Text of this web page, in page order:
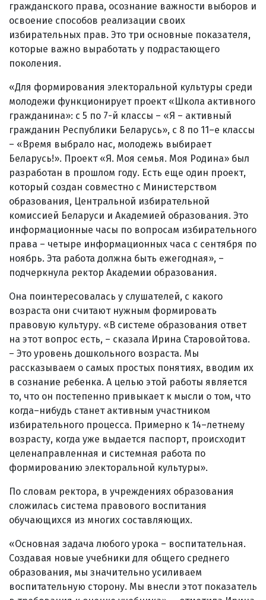
гражданского права, осознание важности выборов и
освоение способов реализации своих
избирательных прав. Это три основные показателя,
которые важно выработать у подрастающего
поколения.
«Для формирования электоральной культуры среди
молодежи функционирует проект «Школа активного
гражданина»: с 5 по 7-й классы – «Я – активный
гражданин Республики Беларусь», с 8 по 11–е классы
– «Время выбрало нас, молодежь выбирает
Беларусь!». Проект «Я. Моя семья. Моя Родина» был
разработан в прошлом году. Есть еще один проект,
который создан совместно с Министерством
образования, Центральной избирательной
комиссией Беларуси и Академией образования. Это
информационные часы по вопросам избирательного
права – четыре информационных часа с сентября по
ноябрь. Эта работа должна быть ежегодная», –
подчеркнула ректор Академии образования.
Она поинтересовалась у слушателей, с какого
возраста они считают нужным формировать
правовую культуру. «В системе образования ответ
на этот вопрос есть, – сказала Ирина Старовойтова.
– Это уровень дошкольного возраста. Мы
рассказываем о самых простых понятиях, вводим их
в сознание ребенка. А целью этой работы является
то, что он постепенно привыкает к мысли о том, что
когда–нибудь станет активным участником
избирательного процесса. Примерно к 14–летнему
возрасту, когда уже выдается паспорт, происходит
целенаправленная и системная работа по
формированию электоральной культуры».
По словам ректора, в учреждениях образования
сложилась система правового воспитания
обучающихся из многих составляющих.
«Основная задача любого урока – воспитательная.
Создавая новые учебники для общего среднего
образования, мы значительно усиливаем
воспитательную сторону. Мы внесли этот показатель